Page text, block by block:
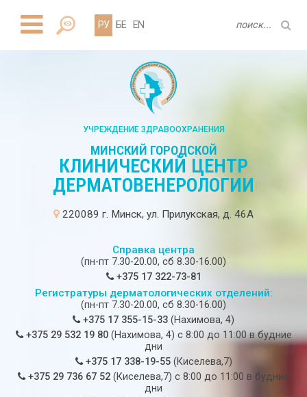
РУ БЕ EN
УЧРЕЖДЕНИЕ ЗДРАВООХРАНЕНИЯ
МИНСКИЙ ГОРОДСКОЙ
КЛИНИЧЕСКИЙ ЦЕНТР
ДЕРМАТОВЕНЕРОЛОГИИ
220089 г. Минск, ул. Прилукская, д. 46А
Справка центра
(пн-пт 7.30-20.00, сб 8.30-16.00)
+375 17 322-73-81
Регистратуры дерматологических отделений:
(пн-пт 7.30-20.00, сб 8.30-16.00)
+375 17 355-15-33 (Нахимова, 4)
+375 29 532 19 80(Нахимова, 4) c 8:00 до 11:00 в будние
дни
+375 17 338-19-55(Киселева,7)
+375 29 736 67 52 (Киселева,7) c 8:00 до 11:00 в будние
дни